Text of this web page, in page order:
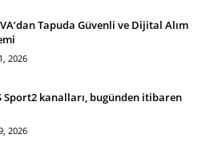
Tapuda Güvenli ve Dijital Alım
2026
Sport2 kanalları, bugünden itibaren
2026